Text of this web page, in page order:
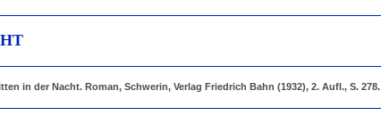
in der Nacht. Roman, Schwerin, Verlag Friedrich Bahn (1932), 2. Aufl., S. 278.